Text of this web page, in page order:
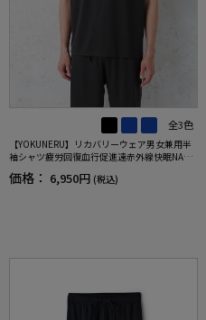
全3色
【YOKUNERU】リカバリーウェア男女兼用半
袖シャツ疲労回復血行促進遠赤外線快眠NANO
MIX(R)【一般医療機器】SS～LLサイズ
価格： 6,950円 (税込)